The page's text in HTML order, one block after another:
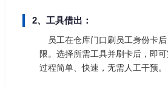
2、工具借出：
员工在仓库门口刷员工身份卡
限。选择所需工具并刷卡后，即
过程简单、快速，无需人工干预。